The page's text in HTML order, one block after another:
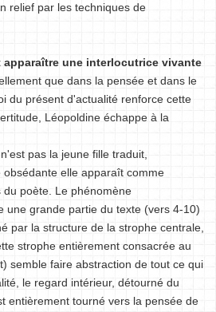
relief par les techniques de
une interlocutrice vivante
que dans la pensée et dans le
du présent d'actualité renforce cette
Léopoldine échappe à la
pas la jeune fille traduit,
elle apparaît comme
poète. Le phénomène
une grande partie du texte (vers 4-10)
par la structure de la strophe centrale,
strophe entièrement consacrée au
semble faire abstraction de tout ce qui
le regard intérieur, détourné du
entièrement tourné vers la pensée de